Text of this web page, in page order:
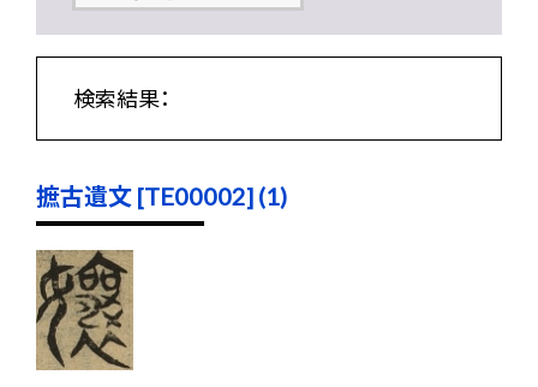
検索結果：
摭古遺文 [TE00002] (1)